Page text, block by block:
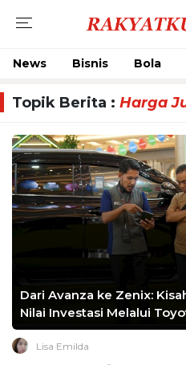
News Bisnis Bola
Topik Berita : Harga
Dari Avanza ke Zenix:
Nilai Investasi Melalui
Lisa Emilda